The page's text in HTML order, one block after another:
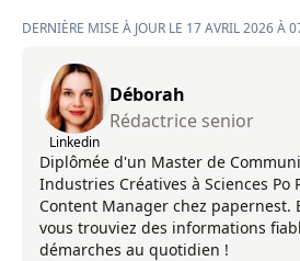
DERNIÈRE MISE À JOUR LE 17 AVRIL 2026 À
Linkedin
Déborah
Rédactrice senior
Diplômée d'un Master de
Industries Créatives à Sciences Po
Content Manager chez papernest.
vous trouviez des informations
démarches au quotidien !